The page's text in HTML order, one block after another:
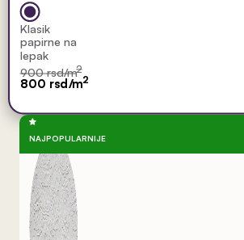
Klasik
papirne na
lepak
900 rsd/m2
800 rsd/m2
NAJPOPULARNIJE